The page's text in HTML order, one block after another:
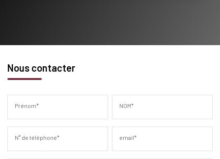
Nous contacter
Prénom* NOM*
N° de téléphone* email*